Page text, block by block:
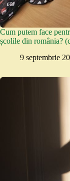
Cum putem face
școlile din românia?
9 septembrie